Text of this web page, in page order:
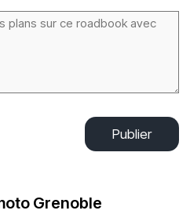
Publier
Grenoble